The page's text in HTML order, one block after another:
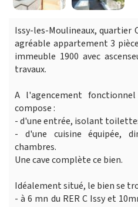
Issy-les-Moulineaux, quartier
agréable appartement 3
immeuble 1900 avec
travaux.
A l'agencement
compose :
- d'une entrée, isolant
- d'une cuisine équipée,
chambres.
Une cave complète ce bien.
Idéalement situé, le bien se
- à 6 mn du RER C Issy et